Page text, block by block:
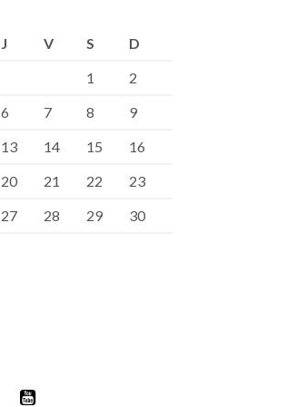
J V S
D
1
2
6 7 8
9
13 14 15
16
20 21 22
23
27 28 29
30